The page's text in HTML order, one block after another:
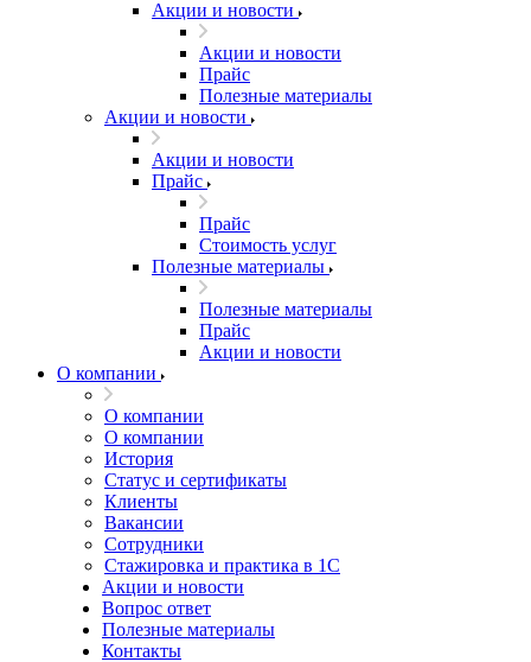
Акции и новости
Акции и новости
Прайс
Полезные материалы
Акции и новости
Акции и новости
Прайс
Прайс
Стоимость услуг
Полезные материалы
Полезные материалы
Прайс
Акции и новости
О компании
О компании
О компании
История
Статус и сертификаты
Клиенты
Вакансии
Сотрудники
Стажировка и практика в 1С
Акции и новости
Вопрос ответ
Полезные материалы
Контакты